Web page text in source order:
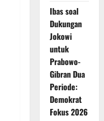
Ibas soal
Dukungan
Jokowi
untuk
Prabowo-
Gibran Dua
Periode:
Demokrat
Fokus 2026